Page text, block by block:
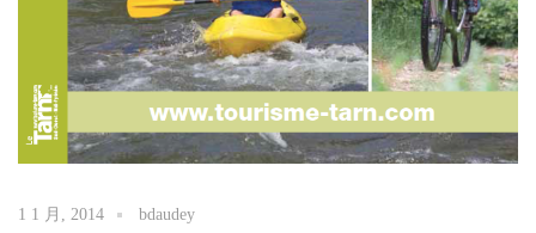
1 1 月, 2014 bdaudey